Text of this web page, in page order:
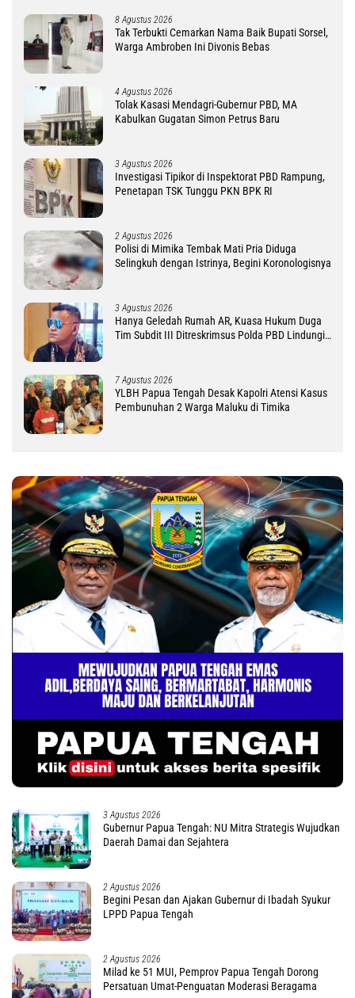
8 Agustus 2026
Tak Terbukti Cemarkan Nama Baik Bupati Sorsel,
Warga Ambroben Ini Divonis Bebas
4 Agustus 2026
Tolak Kasasi Mendagri-Gubernur PBD, MA
Kabulkan Gugatan Simon Petrus Baru
3 Agustus 2026
Investigasi Tipikor di Inspektorat PBD Rampung,
Penetapan TSK Tunggu PKN BPK RI
2 Agustus 2026
Polisi di Mimika Tembak Mati Pria Diduga
Selingkuh dengan Istrinya, Begini Koronologisnya
3 Agustus 2026
Hanya Geledah Rumah AR, Kuasa Hukum Duga
Tim Subdit III Ditreskrimsus Polda PBD Lindungi
7 Agustus 2026
YLBH Papua Tengah Desak Kapolri Atensi Kasus
Pembunuhan 2 Warga Maluku di Timika
3 Agustus 2026
Gubernur Papua Tengah: NU Mitra Strategis Wujudkan
Daerah Damai dan Sejahtera
2 Agustus 2026
Begini Pesan dan Ajakan Gubernur di Ibadah Syukur
LPPD Papua Tengah
2 Agustus 2026
Milad ke 51 MUI, Pemprov Papua Tengah Dorong
Persatuan Umat-Penguatan Moderasi Beragama